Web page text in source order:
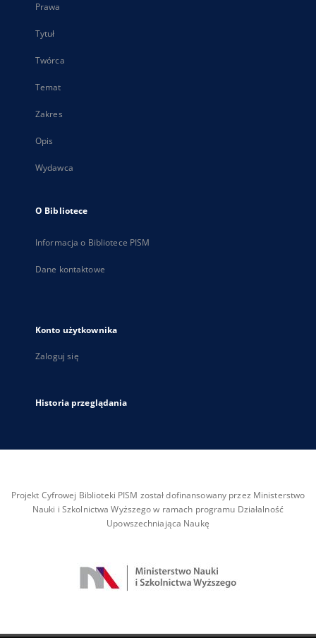
Prawa
Tytuł
Twórca
Temat
Zakres
Opis
Wydawca
O Bibliotece
Informacja o Bibliotece PISM
Dane kontaktowe
Konto użytkownika
Zaloguj się
Historia przeglądania
Projekt Cyfrowej Biblioteki PISM został dofinansowany przez Ministerstwo
Nauki i Szkolnictwa Wyższego w ramach programu Działalność
Upowszechniająca Naukę